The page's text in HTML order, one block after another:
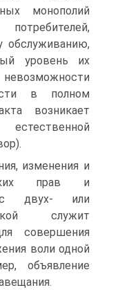
монополий
обслуживанию,
уровень их
в полном
возникает
изменения и
прав и
с двух- или
служит
совершения
воли одной
объявление